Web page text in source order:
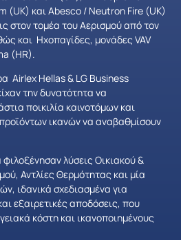
(UK) και Abesco / Neutron Fire (UK)
στον τομέα του Αερισμού από τον
και Ηχοπαγίδες, μονάδες VAV
(HR).
Airlex Hellas & LG Business
την δυνατότητα να
ποικιλία καινοτόμων και
ικανών να αναβαθμίσουν
λύσεις Οικιακού &
Αντλίες Θερμότητας και μία
ιδανικά σχεδιασμένα για
εξαιρετικές αποδόσεις, που
κόστη και ικανοποιημένους